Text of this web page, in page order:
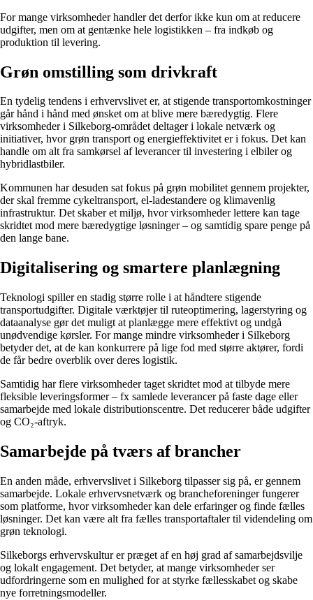
For mange virksomheder handler det derfor ikke kun om at reducere
udgifter, men om at gentænke hele logistikken – fra indkøb og
produktion til levering.
Grøn omstilling som drivkraft
En tydelig tendens i erhvervslivet er, at stigende transportomkostninger
går hånd i hånd med ønsket om at blive mere bæredygtig. Flere
virksomheder i Silkeborg-området deltager i lokale netværk og
initiativer, hvor grøn transport og energieffektivitet er i fokus. Det kan
handle om alt fra samkørsel af leverancer til investering i elbiler og
hybridlastbiler.
Kommunen har desuden sat fokus på grøn mobilitet gennem projekter,
der skal fremme cykeltransport, el-ladestandere og klimavenlig
infrastruktur. Det skaber et miljø, hvor virksomheder lettere kan tage
skridtet mod mere bæredygtige løsninger – og samtidig spare penge på
den lange bane.
Digitalisering og smartere planlægning
Teknologi spiller en stadig større rolle i at håndtere stigende
transportudgifter. Digitale værktøjer til ruteoptimering, lagerstyring og
dataanalyse gør det muligt at planlægge mere effektivt og undgå
unødvendige kørsler. For mange mindre virksomheder i Silkeborg
betyder det, at de kan konkurrere på lige fod med større aktører, fordi
de får bedre overblik over deres logistik.
Samtidig har flere virksomheder taget skridtet mod at tilbyde mere
fleksible leveringsformer – fx samlede leverancer på faste dage eller
samarbejde med lokale distributionscentre. Det reducerer både udgifter
og CO₂-aftryk.
Samarbejde på tværs af brancher
En anden måde, erhvervslivet i Silkeborg tilpasser sig på, er gennem
samarbejde. Lokale erhvervsnetværk og brancheforeninger fungerer
som platforme, hvor virksomheder kan dele erfaringer og finde fælles
løsninger. Det kan være alt fra fælles transportaftaler til videndeling om
grøn teknologi.
Silkeborgs erhvervskultur er præget af en høj grad af samarbejdsvilje
og lokalt engagement. Det betyder, at mange virksomheder ser
udfordringerne som en mulighed for at styrke fællesskabet og skabe
nye forretningsmodeller.